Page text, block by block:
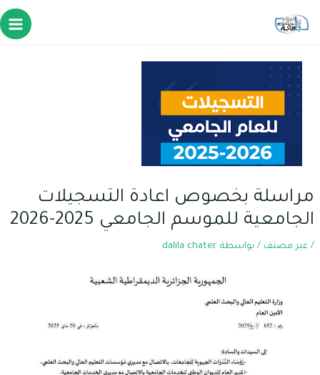
مراسلة بخصوص اعادة التسجيلات
الجامعية للموسم الجامعي 2025-2026
/ غير مصنف / بواسطة dalila chater